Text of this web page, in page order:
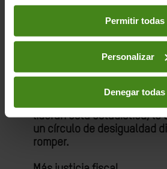
preferencias accediendo a nuestra
en los botones facilitados aPermitir todas
Personalizar
Denegar todas
personas deja de ir al
económicos, y muchas
el 52% habría
continuar su formación,
motivos económicos. De
lideran esta estadística, lo
un círculo de desigualdad
romper.